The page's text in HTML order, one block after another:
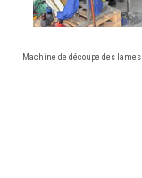
Machine de découpe des lames